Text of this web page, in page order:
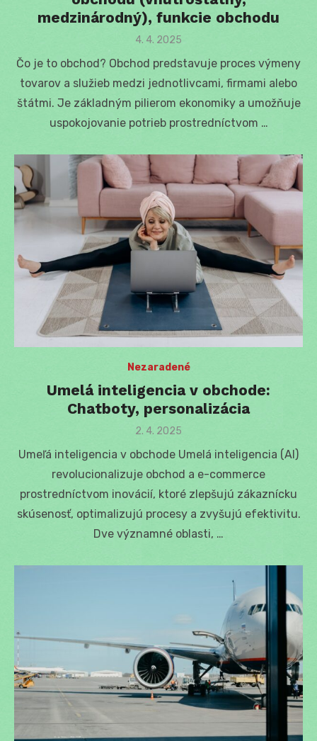
medzinárodný), funkcie obchodu
Posted
4. 4. 2025
Čo je to obchod? Obchod predstavuje proces výmeny
tovarov a služieb medzi jednotlivcami, firmami alebo
štátmi. Je základným pilierom ekonomiky a umožňuje
uspokojovanie potrieb prostredníctvom …
Nezaradené
Umelá inteligencia v obchode:
Chatboty, personalizácia
Posted
2. 4. 2025
Umeľá inteligencia v obchode Umelá inteligencia (AI)
revolucionalizuje obchod a e-commerce
prostredníctvom inovácií, ktoré zlepšujú zákaznícku
skúsenosť, optimalizujú procesy a zvyšujú efektivitu.
Dve významné oblasti, …